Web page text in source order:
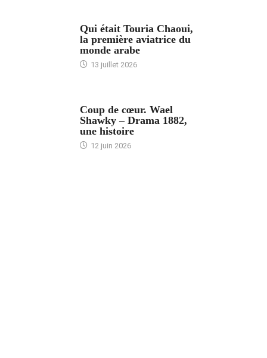
Qui était Touria Chaoui,
la première aviatrice du
monde arabe
13 juillet 2026
Coup de cœur. Wael
Shawky – Drama 1882,
une histoire
12 juin 2026